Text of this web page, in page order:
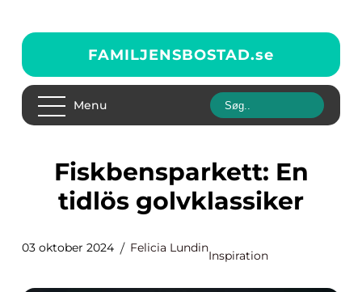
FAMILJENSBOSTAD.se
Menu
Fiskbensparkett: En
tidlös golvklassiker
03 oktober 2024 Felicia Lundin
Inspiration